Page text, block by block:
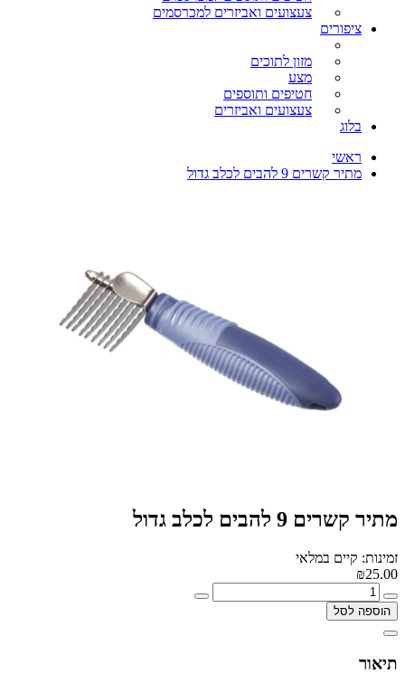
צעצועים ואביזרים למכרסמים
ציפורים
מזון לתוכים
מצע
חטיפים ותוספים
צעצועים ואביזרים
בלוג
ראשי
מתיר קשרים 9 להבים לכלב גדול
מתיר קשרים 9 להבים לכלב גדול
זמינות: קיים במלאי
₪25.00
הוספה לסל
תיאור